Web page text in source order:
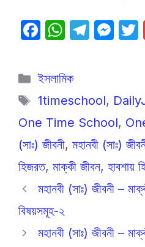
F
c
e
b
o
o
k
W
at
s
A
p
p
T
a
m
M
e
n
g
er
Categories
ইসলামিক
Tags
1timeschool,
One Time School,
(সাঃ) জীবনী, মহানবী (সাঃ)
হিজরত, মাক্কী জীবন, হাবশায়
মহানবী (সাঃ) জীবনী –
বিষয়সমূহ-২
মহানবী (সাঃ) জীবনী –